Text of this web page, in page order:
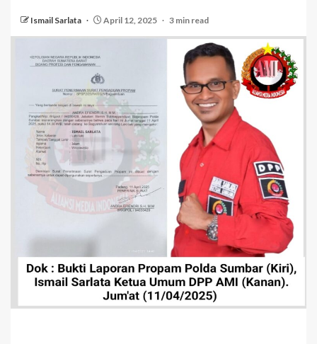
Ismail Sarlata April 12, 2025 3 min read